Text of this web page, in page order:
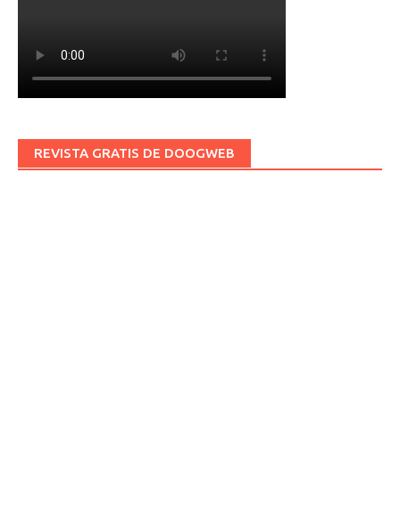
REVISTA GRATIS DE DOOGWEB